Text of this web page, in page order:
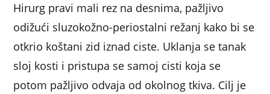
Hirurg pravi mali rez na desnima, pažljivo
odižući sluzokožno-periostalni režanj kako bi se
otkrio koštani zid iznad ciste. Uklanja se tanak
sloj kosti i pristupa se samoj cisti koja se
potom pažljivo odvaja od okolnog tkiva. Cilj je